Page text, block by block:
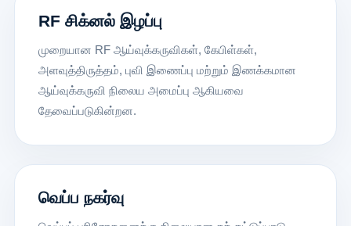
RF சிக்னல் இழப்பு
முறையான RF ஆய்வுக்கருவிகள், கேபிள்கள்,
அளவுத்திருத்தம், புவி இணைப்பு மற்றும் இணக்கமான
ஆய்வுக்கருவி நிலைய அமைப்பு ஆகியவை
தேவைப்படுகின்றன.
வெப்ப நகர்வு